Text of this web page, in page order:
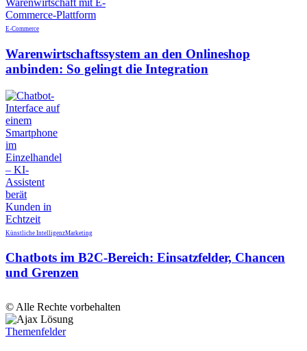
E-Commerce
Warenwirtschaftssystem an den Onlineshop
anbinden: So gelingt die Integration
Künstliche IntelligenzMarketing
Chatbots im B2C-Bereich: Einsatzfelder, Chancen
und Grenzen
© Alle Rechte vorbehalten
Themenfelder